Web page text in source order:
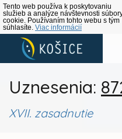
Tento web používa k poskytovaniu
služieb a analýze návštevnosti
cookie. Používaním tohto webu s tým
súhlasíte. Viac informácií
Uznesenia:
XVII. zasadnutie